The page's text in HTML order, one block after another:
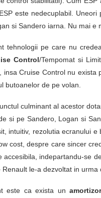
este nedecuplabil.
si Sandero iarna. Nu mai e
tehnologii pe care nu
Control/Tempomat si
insa Cruise Control nu
butoanelor de pe volan.
culminant al acestor
si pe Sandero, Logan si
intuitiv, rezolutia ecranului
cost, despre care sincer
accesibila, indepartandu-se
le-a dezvoltat in urma
este ca exista un